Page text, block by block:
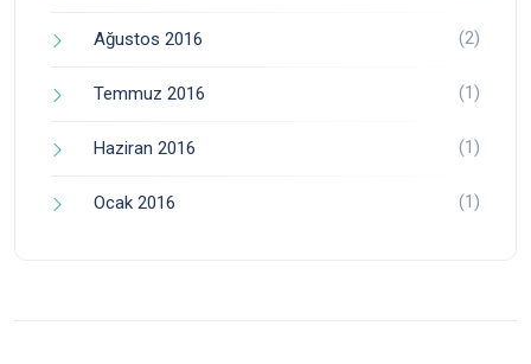
Ağustos 2016 (2)
Temmuz 2016 (1)
Haziran 2016 (1)
Ocak 2016 (1)